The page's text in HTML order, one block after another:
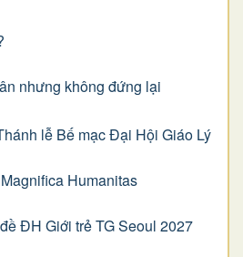
nhưng không đứng lại
lễ Bế mạc Đại Hội Giáo Lý
Humanitas
ĐH Giới trẻ TG Seoul 2027